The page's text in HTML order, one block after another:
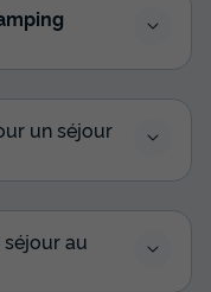
un séjour
au